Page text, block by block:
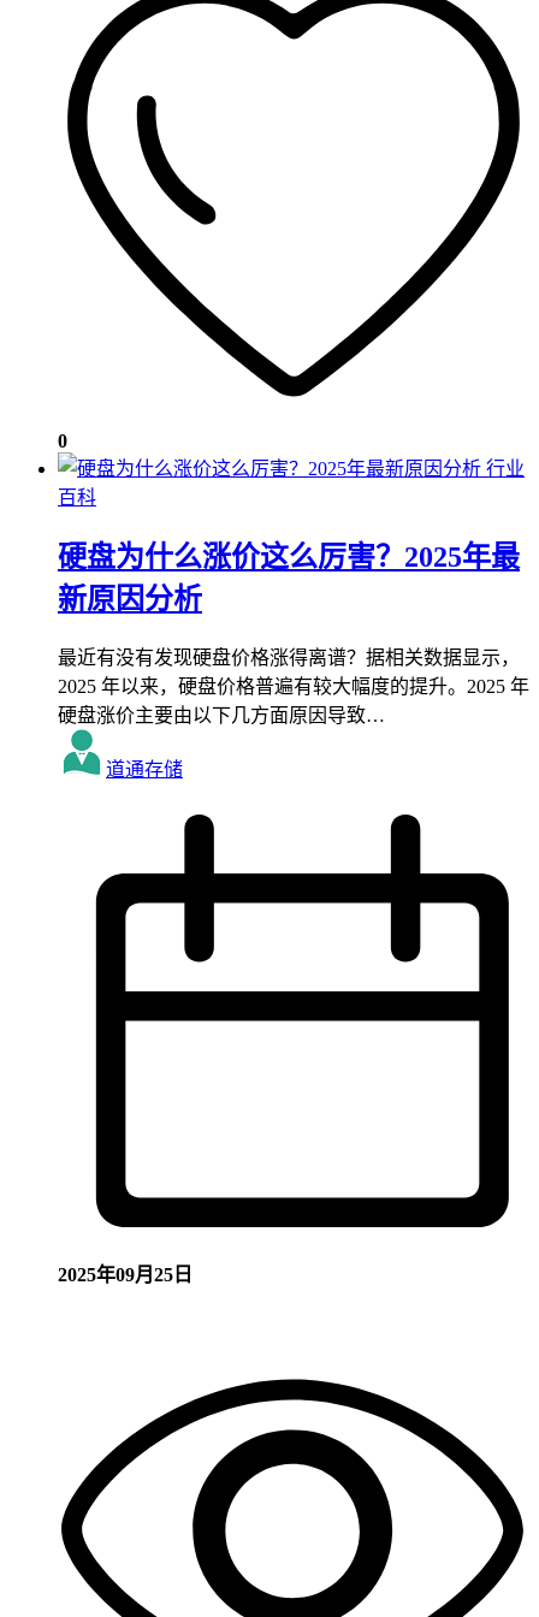
0
行业
百科
硬盘为什么涨价这么厉害？2025年最
新原因分析
最近有没有发现硬盘价格涨得离谱？据相关数据显示，
2025 年以来，硬盘价格普遍有较大幅度的提升。2025 年
硬盘涨价主要由以下几方面原因导致…
道通存储
2025年09月25日